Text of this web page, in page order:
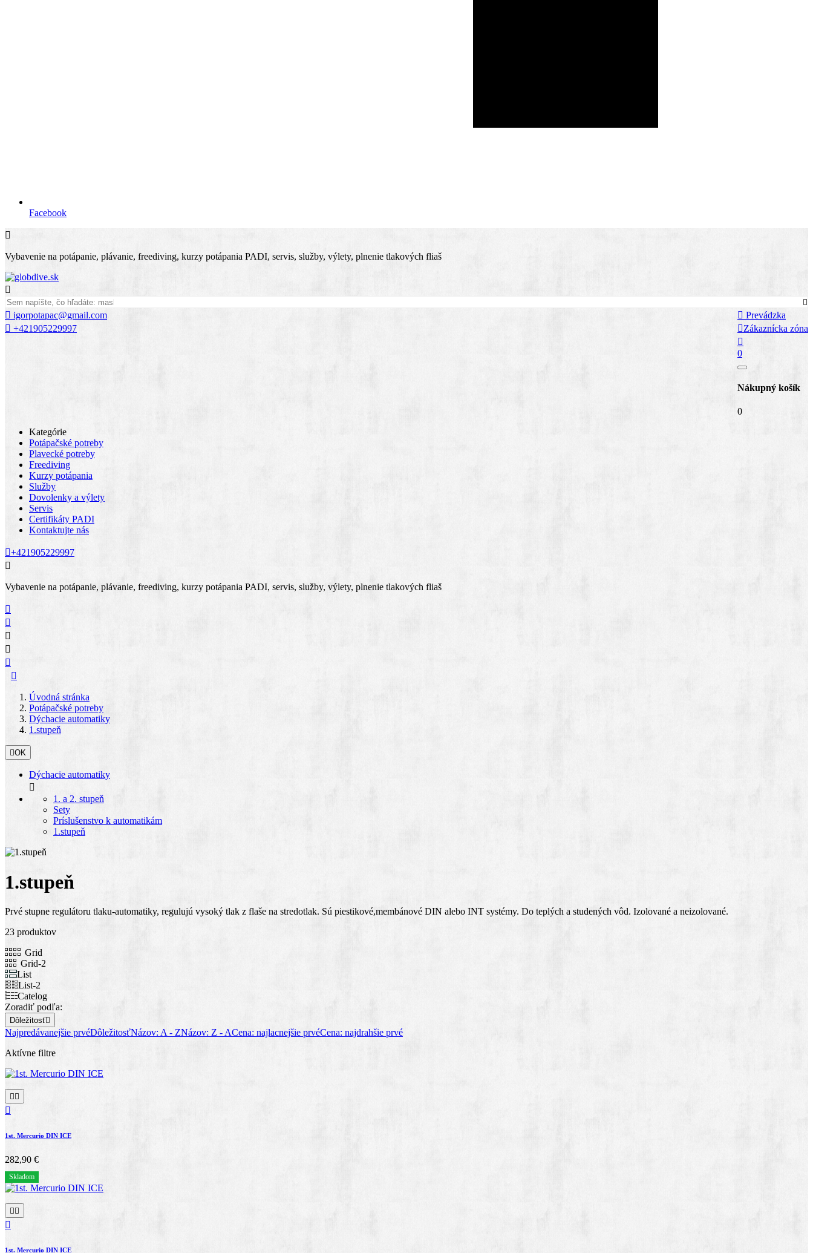
Facebook

Vybavenie na potápanie, plávanie, freediving, kurzy potápania PADI, servis, služby, výlety, plnenie tlakových fliaš


 igorpotapac@gmail.com
 +421905229997
 Prevádzka
Zákaznícka zóna

0
Nákupný košík
0
Kategórie
Potápačské potreby
Plavecké potreby
Freediving
Kurzy potápania
Služby
Dovolenky a výlety
Servis
Certifikáty PADI
Kontaktujte nás
+421905229997

Vybavenie na potápanie, plávanie, freediving, kurzy potápania PADI, servis, služby, výlety, plnenie tlakových fliaš






Úvodná stránka
Potápačské potreby
Dýchacie automatiky
1.stupeň
OK
Dýchacie automatiky

1. a 2. stupeň
Sety
Príslušenstvo k automatikám
1.stupeň
1.stupeň
Prvé stupne regulátoru tlaku-automatiky, regulujú vysoký tlak z flaše na stredotlak. Sú piestikové,membánové DIN alebo INT systémy. Do teplých a studených vôd. Izolované a neizolované.
23 produktov
Grid
Grid-2
List
List-2
Catelog
Zoradiť podľa:
Dôležitosť
Najpredávanejšie prvéDôležitosťNázov: A - ZNázov: Z - ACena: najlacnejšie prvéCena: najdrahšie prvé
Aktívne filtre
 

1st. Mercurio DIN ICE
282,90 €
Skladom
 

1st. Mercurio DIN ICE